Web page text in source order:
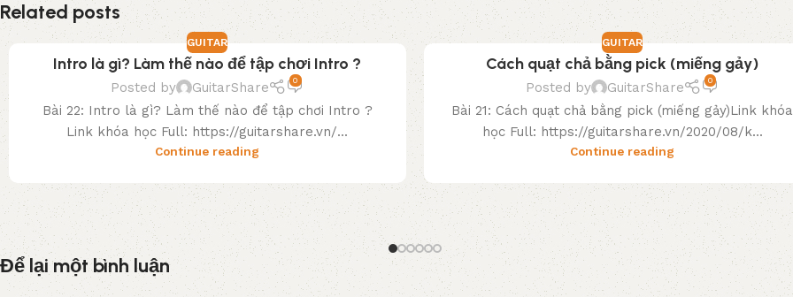
Related posts
GUITAR
Intro là gì? Làm thế nào để tập chơi Intro ?
Posted by GuitarShare 0
Bài 22: Intro là gì? Làm thế nào để tập chơi Intro ?
Link khóa học Full: https://guitarshare.vn/...
Continue reading
GUITAR
Cách quạt chả bằng pick (miếng gảy)
Posted by GuitarShare 0
Bài 21: Cách quạt chả bằng pick (miếng gảy)Link khóa
học Full: https://guitarshare.vn/2020/08/k...
Continue reading
Để lại một bình luận